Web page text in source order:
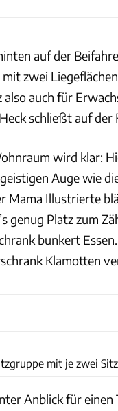
auf der
zwei
also auch für
schließt auf der
wird klar:
Auge wie
Mama Illustrierte
genug Platz zum
bunkert
Klamotten
mit je zwei
Anblick für